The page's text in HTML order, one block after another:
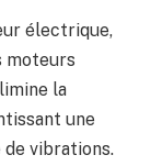
électrique,
moteurs
la
une
vibrations.